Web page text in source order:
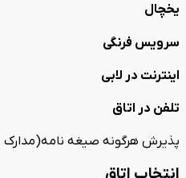
یخچال
سرویس فرنگی
اینترنت در لابی
تلفن در اتاق
پذیرش هرگونه صیغه
انتخاب اتاق